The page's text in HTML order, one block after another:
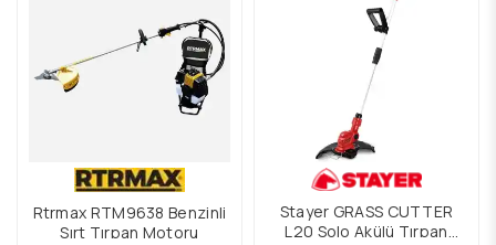
Rtrmax RTM9638 Benzinli
Sırt Tırpan Motoru
Stayer GRASS CUTTER
L20 Solo Akülü Tırpan